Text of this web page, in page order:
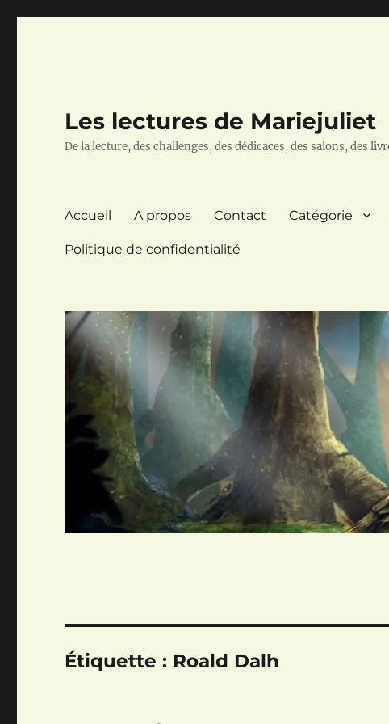
Les lectures de Mariejuliet
De la lecture, des challenges, des dédicaces, des salons, des
Accueil A propos Contact Catégorie
Politique de confidentialité
Étiquette : Roald Dalh